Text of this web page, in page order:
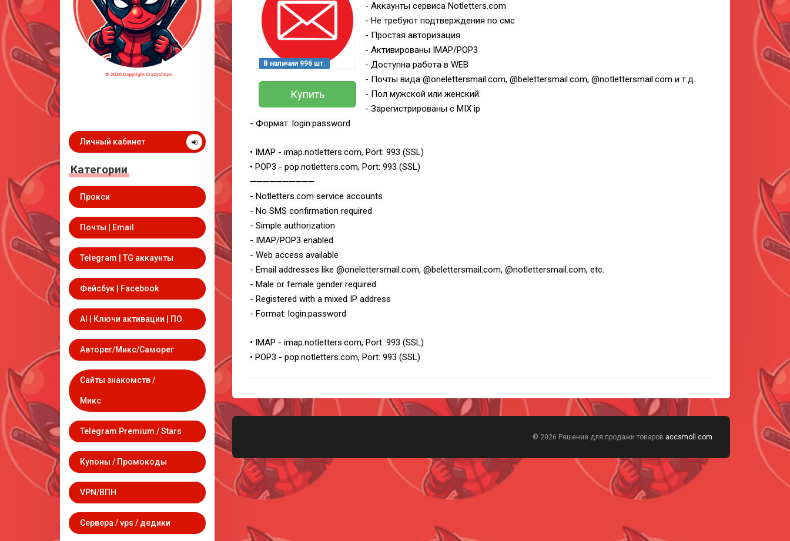
Личный кабинет
Категории
Прокси
Почты | Email
Telegram | TG аккаунты
Фейсбук | Facebook
AI | Ключи активации | ПО
Авторег/Микс/Саморег
Сайты знакомств /
Микс
Telegram Premium / Stars
Купоны / Промокоды
VPN/ВПН
Сервера / vps / дедики
В наличии 996 шт.
Купить
- Аккаунты сервиса Notletters.com
- Не требуют подтверждения по смс
- Простая авторизация
- Активированы IMAP/POP3
- Доступна работа в WEB
- Почты вида @onelettersmail.com, @belettersmail.com, @notlettersmail.com и т.д.
- Пол мужской или женский.
- Зарегистрированы с MIX ip
- Формат: login:password
• IMAP - imap.notletters.com, Port: 993 (SSL)
• POP3 - pop.notletters.com, Port: 993 (SSL)
➖➖➖➖➖➖➖➖➖➖
- Notletters.com service accounts
- No SMS confirmation required
- Simple authorization
- IMAP/POP3 enabled
- Web access available
- Email addresses like @onelettersmail.com, @belettersmail.com, @notlettersmail.com, etc.
- Male or female gender required.
- Registered with a mixed IP address
- Format: login:password
• IMAP - imap.notletters.com, Port: 993 (SSL)
• POP3 - pop.notletters.com, Port: 993 (SSL)
© 2026 Решение для продажи товаров accsmoll.com
Всего позиций в корзине
Всего товара в корзине
Сумма к оплате (без скидок)